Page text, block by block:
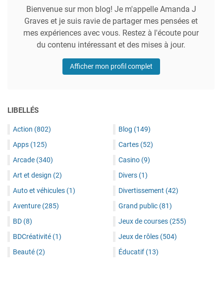
Bienvenue sur mon blog! Je m'appelle Amanda J
Graves et je suis ravie de partager mes pensées et
mes expériences avec vous. Restez à l'écoute pour
du contenu intéressant et des mises à jour.
Afficher mon profil complet
LIBELLÉS
Action (802)
Apps (125)
Arcade (340)
Art et design (2)
Auto et véhicules (1)
Aventure (285)
BD (8)
BDCréativité (1)
Beauté (2)
Blog (149)
Cartes (52)
Casino (9)
Divers (1)
Divertissement (42)
Grand public (81)
Jeux de courses (255)
Jeux de rôles (504)
Éducatif (13)